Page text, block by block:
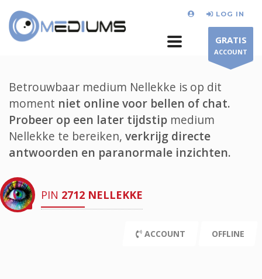
LOG IN
GRATIS
ACCOUNT
Betrouwbaar medium Nellekke is op dit
moment niet online voor bellen of chat.
Probeer op een later tijdstip medium
Nellekke te bereiken, verkrijg directe
antwoorden en paranormale inzichten.
PIN 2712 NELLEKKE
ACCOUNT OFFLINE